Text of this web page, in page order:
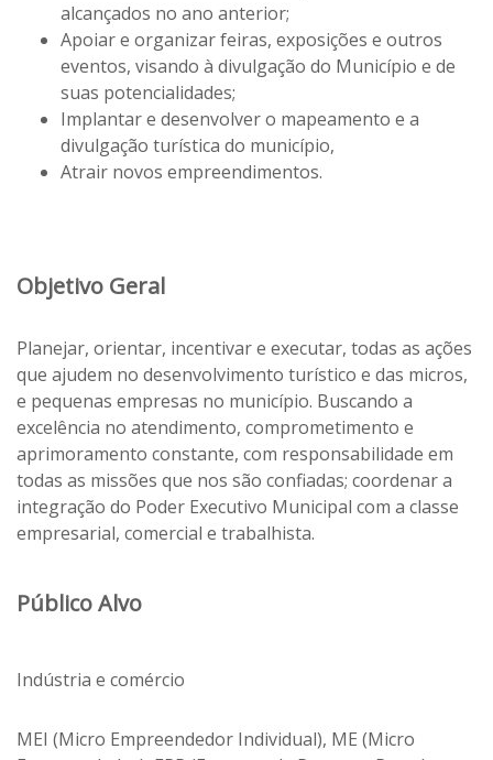
alcançados no ano anterior;
Apoiar e organizar feiras, exposições e outros
eventos, visando à divulgação do Município e de
suas potencialidades;
Implantar e desenvolver o mapeamento e a
divulgação turística do município,
Atrair novos empreendimentos.
Objetivo Geral
Planejar, orientar, incentivar e executar, todas as ações
que ajudem no desenvolvimento turístico e das micros,
e pequenas empresas no município. Buscando a
excelência no atendimento, comprometimento e
aprimoramento constante, com responsabilidade em
todas as missões que nos são confiadas; coordenar a
integração do Poder Executivo Municipal com a classe
empresarial, comercial e trabalhista.
Público Alvo
Indústria e comércio
MEI (Micro Empreendedor Individual), ME (Micro